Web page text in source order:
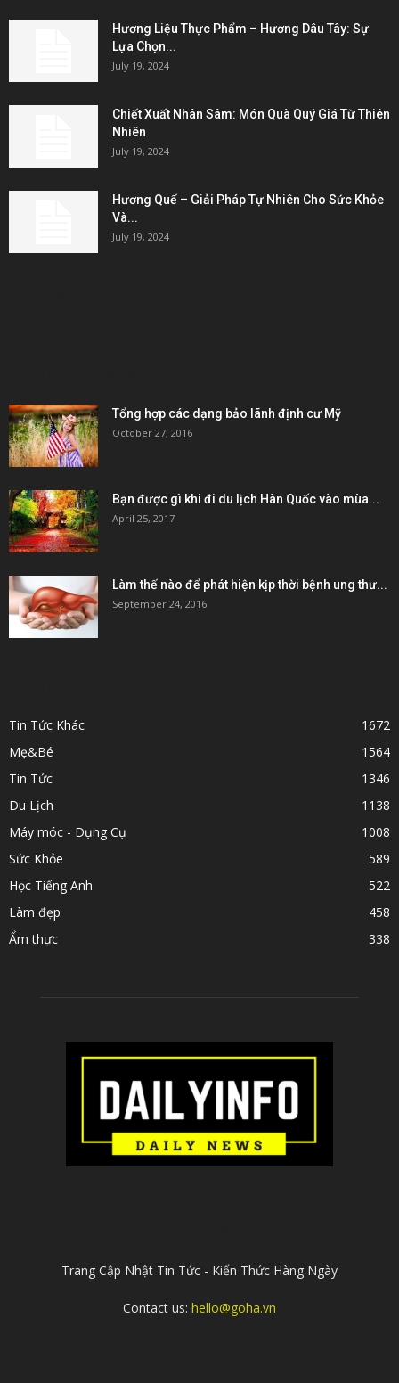
Hương Liệu Thực Phẩm – Hương Dâu Tây: Sự
Lựa Chọn...
July 19, 2024
Chiết Xuất Nhân Sâm: Món Quà Quý Giá Từ Thiên
Nhiên
July 19, 2024
Hương Quế – Giải Pháp Tự Nhiên Cho Sức Khỏe
Và...
July 19, 2024
Tổng hợp các dạng bảo lãnh định cư Mỹ
October 27, 2016
Bạn được gì khi đi du lịch Hàn Quốc vào mùa...
April 25, 2017
Làm thế nào để phát hiện kịp thời bệnh ung thư...
September 24, 2016
Tin Tức Khác
1672
Mẹ&Bé
1564
Tin Tức
1346
Du Lịch
1138
Máy móc - Dụng Cụ
1008
Sức Khỏe
589
Học Tiếng Anh
522
Làm đẹp
458
Ẩm thực
338
Trang Cập Nhật Tin Tức - Kiến Thức Hàng Ngày
Contact us: hello@goha.vn